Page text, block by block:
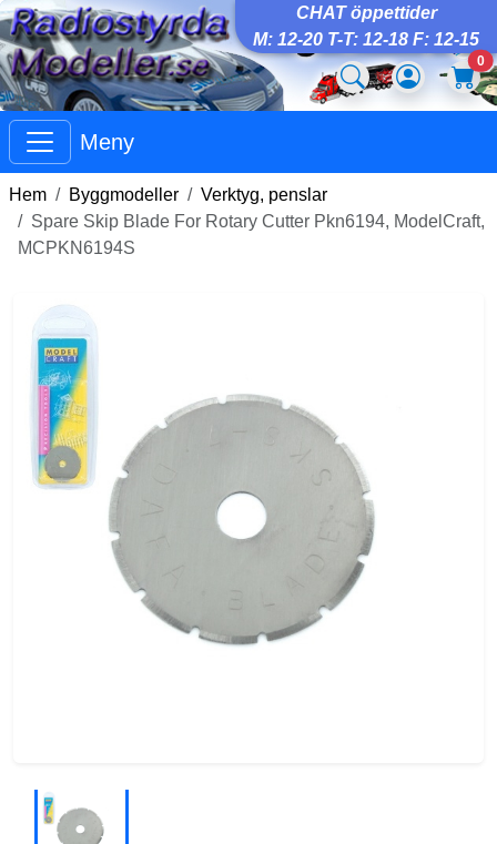
CHAT öppettider
M: 12-20 T-T: 12-18 F: 12-15
0
Meny
Hem Byggmodeller
Verktyg, penslar
Spare Skip Blade For Rotary Cutter Pkn6194, ModelCraft,
MCPKN6194S